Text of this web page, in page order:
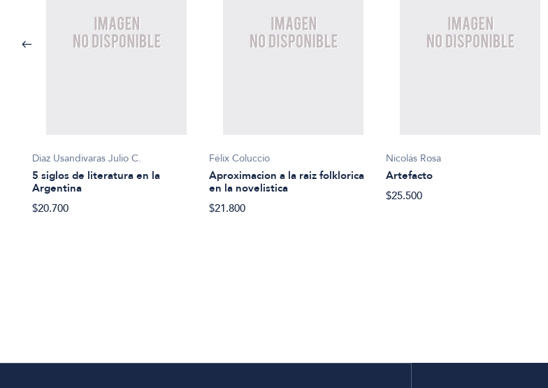
Diaz Usandivaras Julio C.
5 siglos de literatura en la
Argentina
$20.700
Félix Coluccio
Aproximacion a la raiz folklorica
en la novelistica
$21.800
Nicolás Rosa
Artefacto
$25.500